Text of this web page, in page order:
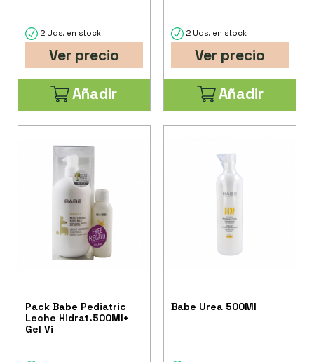
2 Uds. en stock
Ver precio
Añadir
2 Uds. en stock
Ver precio
Añadir
Pack Babe Pediatric
Leche Hidrat.500Ml+
Gel Vi
Babe Urea 500Ml